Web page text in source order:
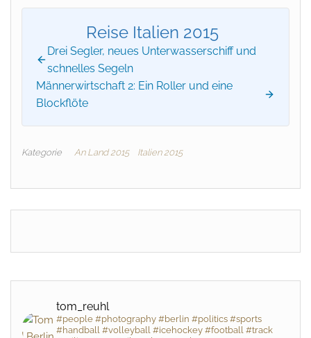
Reise Italien 2015
Drei Segler, neues Unterwasserschiff und
schnelles Segeln
Männerwirtschaft 2: Ein Roller und eine
Blockflöte
Kategorie An Land 2015 Italien 2015
tom_reuhl
#people #photography #berlin #politics #sports
#handball #volleyball #icehockey #football #track